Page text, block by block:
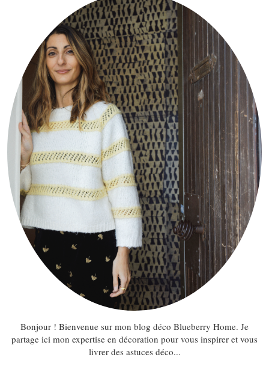
Bonjour ! Bienvenue sur mon blog déco Blueberry Home. Je
partage ici mon expertise en décoration pour vous inspirer et vous
livrer des astuces déco...